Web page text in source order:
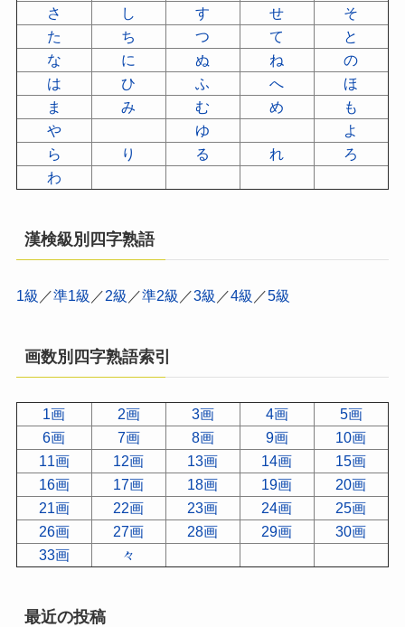
さ
し す せ
そ
た
ち つ て
と
な
に ぬ ね
の
は
ひ ふ へ
ほ
ま
み む め
も
や
ゆ
よ
ら
り る れ
ろ
わ
漢検級別四字熟語
1級 ／準1級 ／2級 ／準2級 ／3級 ／4級 ／5級
画数別四字熟語索引
1画 2画 3画 4画
5画
6画
7画 8画 9画
10画
11画
12画 13画 14画
15画
16画
17画 18画 19画
20画
21画
22画 23画 24画
25画
26画
27画 28画 29画
30画
33画
々
最近の投稿